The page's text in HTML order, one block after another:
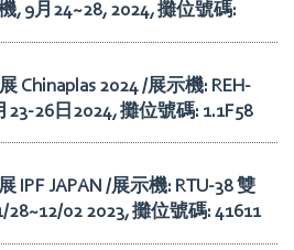
, 9月24~28, 2024, 攤位號碼:
Chinaplas 2024 /展示機: REH-
23-26日2024, 攤位號碼: 1.1F58
IPF JAPAN /展示機: RTU-38 雙
02 2023, 攤位號碼: 41611